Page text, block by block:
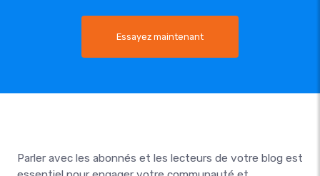
Essayez maintenant
Parler avec les abonnés et les lecteurs de votre blog est